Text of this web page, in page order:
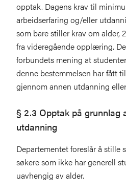
opptak. Dagens krav til
arbeidserfaring og/eller
som bare stiller krav om alder,
fra videregående opplæring.
forbundets mening at
denne bestemmelsen har fått
gjennom annen utdanning
§ 2.3 Opptak på grunnlag
utdanning
Departementet foreslår å stille
søkere som ikke har generell
uavhengig av alder.